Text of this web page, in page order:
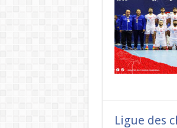
Ligue des